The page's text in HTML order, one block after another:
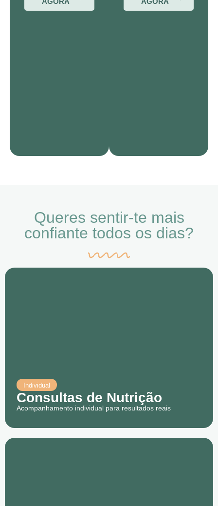
Queres sentir-te mais
confiante todos os dias?
Individual
Consultas de Nutrição
Acompanhamento individual para resultados reais